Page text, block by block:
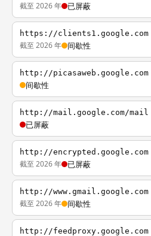
截至 2026 年 已屏蔽
https://clients1.google.com
截至 2026 年 间歇性
http://picasaweb.google.com
间歇性
http://mail.google.com/mail
已屏蔽
http://encrypted.google.com
截至 2026 年 已屏蔽
http://www.gmail.google.com
截至 2026 年 间歇性
http://feedproxy.google.com